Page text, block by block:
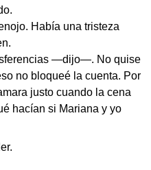
Había una tristeza
—dijo—. No quise
no bloqueé la cuenta. Por
justo cuando la cena
hacían si Mariana y yo